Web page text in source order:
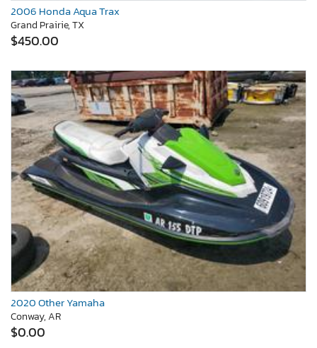
2006 Honda Aqua Trax
Grand Prairie, TX
$450.00
2020 Other Yamaha
Conway, AR
$0.00